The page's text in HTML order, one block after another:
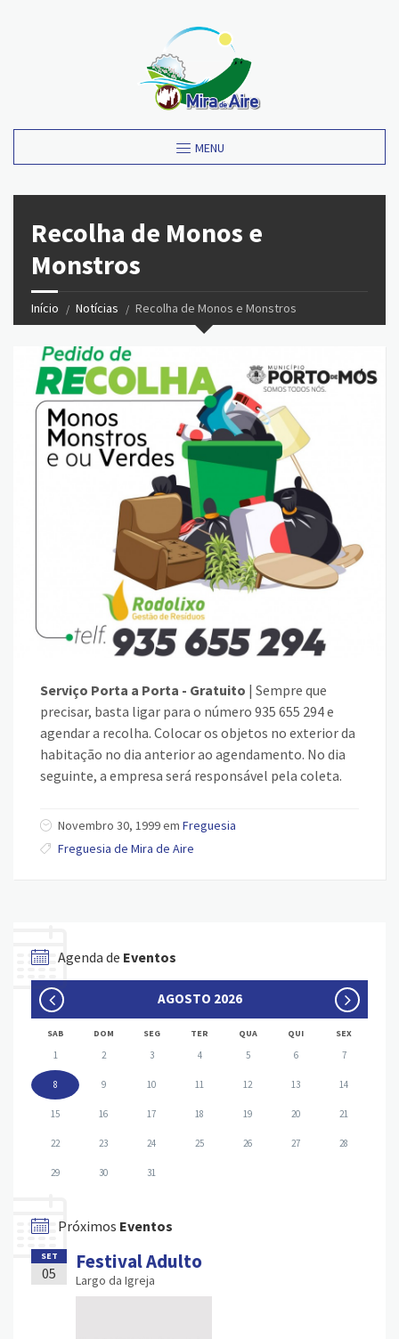
MENU
Recolha de Monos e
Monstros
Início Notícias Recolha de Monos e Monstros
Serviço Porta a Porta - Gratuito | Sempre que
precisar, basta ligar para o número 935 655 294 e
agendar a recolha. Colocar os objetos no exterior da
habitação no dia anterior ao agendamento. No dia
seguinte, a empresa será responsável pela coleta.
Novembro 30, 1999 em Freguesia
Freguesia de Mira de Aire
Agenda de Eventos
AGOSTO 2026
SAB DOM SEG TER QUA QUI SEX
1 2 3 4 5 6 7
8 9 10 11 12 13 14
15 16 17 18 19 20 21
22 23 24 25 26 27 28
29 30 31
Próximos Eventos
SET
05 Festival Adulto
Largo da Igreja